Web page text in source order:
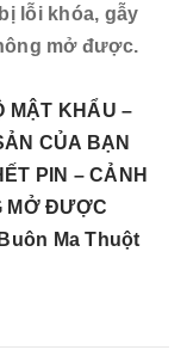
lỗi khóa, gẫy
mở được.
MẬT KHẨU –
CỦA BẠN
PIN – CẢNH
MỞ ĐƯỢC
Ma Thuột